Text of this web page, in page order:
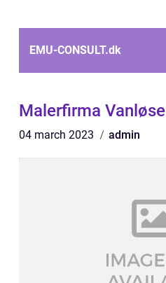
EMU-CONSULT.dk
Malerfirma Vanløse
04 march 2023 admin